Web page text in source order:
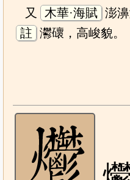
又
木華·海賦 澎濞
註 灪䃶，高峻貌。